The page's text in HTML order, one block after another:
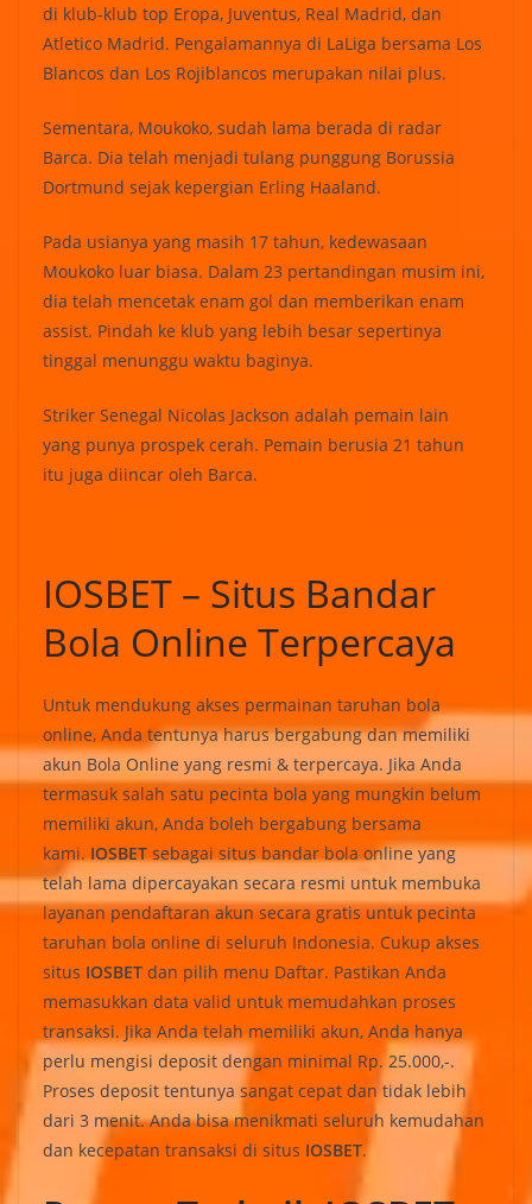
di klub-klub top Eropa, Juventus, Real Madrid, dan
Atletico Madrid. Pengalamannya di LaLiga bersama Los
Blancos dan Los Rojiblancos merupakan nilai plus.
Sementara, Moukoko, sudah lama berada di radar
Barca. Dia telah menjadi tulang punggung Borussia
Dortmund sejak kepergian Erling Haaland.
Pada usianya yang masih 17 tahun, kedewasaan
Moukoko luar biasa. Dalam 23 pertandingan musim ini,
dia telah mencetak enam gol dan memberikan enam
assist. Pindah ke klub yang lebih besar sepertinya
tinggal menunggu waktu baginya.
Striker Senegal Nicolas Jackson adalah pemain lain
yang punya prospek cerah. Pemain berusia 21 tahun
itu juga diincar oleh Barca.
IOSBET – Situs Bandar
Bola Online Terpercaya
Untuk mendukung akses permainan taruhan bola
online, Anda tentunya harus bergabung dan memiliki
akun Bola Online yang resmi & terpercaya. Jika Anda
termasuk salah satu pecinta bola yang mungkin belum
memiliki akun, Anda boleh bergabung bersama
kami.IOSBETsebagai situs bandar bola online yang
telah lama dipercayakan secara resmi untuk membuka
layanan pendaftaran akun secara gratis untuk pecinta
taruhan bola online di seluruh Indonesia. Cukup akses
situs IOSBET dan pilih menu Daftar. Pastikan Anda
memasukkan data valid untuk memudahkan proses
transaksi. Jika Anda telah memiliki akun, Anda hanya
perlu mengisi deposit dengan minimal Rp. 25.000,-.
Proses deposit tentunya sangat cepat dan tidak lebih
dari 3 menit. Anda bisa menikmati seluruh kemudahan
dan kecepatan transaksi di situs IOSBET.